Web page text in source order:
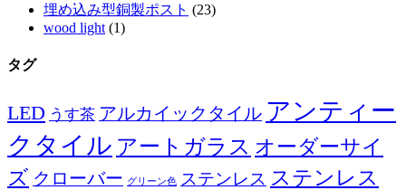
埋め込み型銅製ポスト (23)
wood light (1)
タグ
LED うす茶 アルカイックタイル アンティー
クタイル アートガラス オーダーサイ
ズ クローバー グリーン色 ステンレス ステンレス